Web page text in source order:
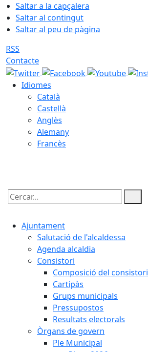
Saltar a la capçalera
Saltar al contingut
Saltar al peu de pàgina
RSS
Contacte
Idiomes
Català
Castellà
Anglès
Alemany
Francès
Cercar:
Ajuntament
Salutació de l'alcaldessa
Agenda alcaldia
Consistori
Composició del consistori
Cartipàs
Grups municipals
Pressupostos
Resultats electorals
Òrgans de govern
Ple Municipal